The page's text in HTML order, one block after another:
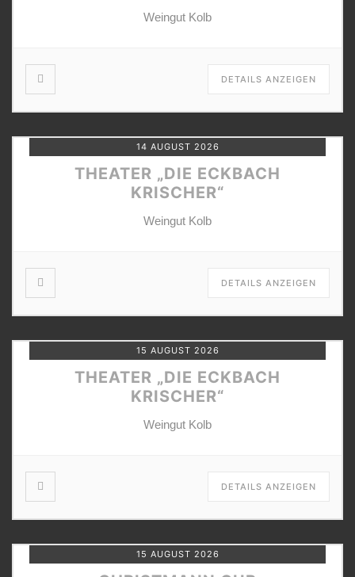
Weingut Kolb
DETAILS ANZEIGEN
14 AUGUST 2026
THEATER „DIE ECKBACH
KRISCHER“
Weingut Kolb
DETAILS ANZEIGEN
15 AUGUST 2026
THEATER „DIE ECKBACH
KRISCHER“
Weingut Kolb
DETAILS ANZEIGEN
15 AUGUST 2026